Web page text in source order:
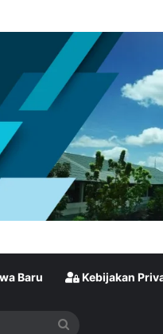
Baru Kebijakan
Cari